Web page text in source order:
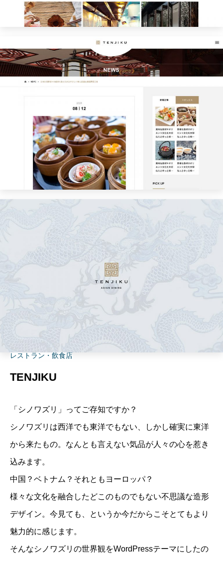
レストラン・飲食店
TENJIKU
「シノワズリ」ってご存知ですか？
シノワズリは西洋でも東洋でもない、しかし確実に東洋
から来たもの。なんとも言えない気品が人々の心を惹き
込みます。
中国？ベトナム？それともヨーロッパ？
様々な文化を融合したどこのものでもない不思議な造形
デザイン。今見ても、というか今だからこそとてもより
魅力的に感じます。
そんなシノワズリの世界観をWordPressテーマにしたの